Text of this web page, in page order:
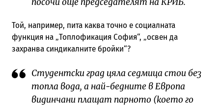
Той, например, пита каква точно е социалната
функция на „Топлофикация София“, „освен да
захранва синдикалните бройки“?
Студентски град цяла седмица стои без
топла вода, а най-бедните в Европа
видинчани плащат парното (което го